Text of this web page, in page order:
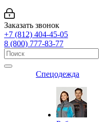
Заказать звонок
+7 (812) 404-45-05
8 (800) 777-83-77
Спецодежда